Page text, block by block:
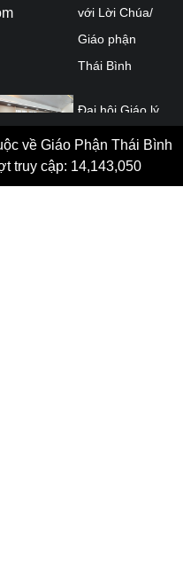
với Lời Chúa/
Giáo phận
Thái Bình
Đại hội Giáo lý
Toàn quốc lần
thứ VII ngày
thứ III - Huấn
về Giáo Phận Thái Bình
truy cập: 14,143,050